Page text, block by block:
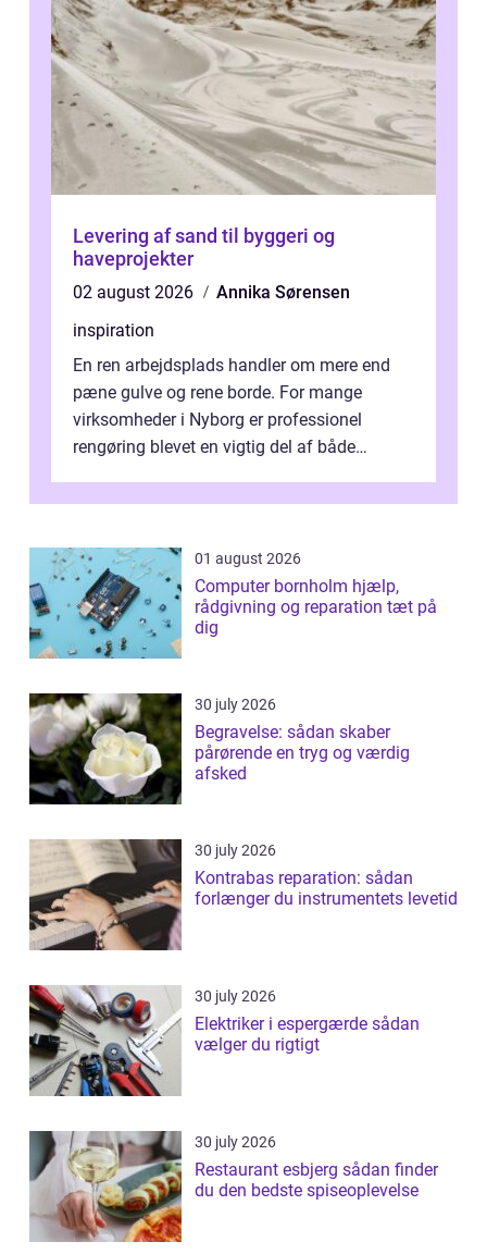
Levering af sand til byggeri og
haveprojekter
02 august 2026
Annika Sørensen
inspiration
En ren arbejdsplads handler om mere end
pæne gulve og rene borde. For mange
virksomheder i Nyborg er professionel
rengøring blevet en vigtig del af både
samlede ...
01 august 2026
Computer bornholm hjælp,
rådgivning og reparation tæt på
dig
30 july 2026
Begravelse: sådan skaber
pårørende en tryg og værdig
afsked
30 july 2026
Kontrabas reparation: sådan
forlænger du instrumentets levetid
30 july 2026
Elektriker i espergærde sådan
vælger du rigtigt
30 july 2026
Restaurant esbjerg sådan finder
du den bedste spiseoplevelse